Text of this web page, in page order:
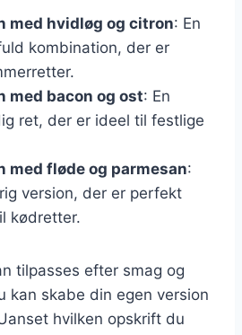
med hvidløg og citron: En
kombination, der er
med bacon og ost: En
ret, der er ideel til festlige
med fløde og parmesan:
version, der er perfekt
kødretter.
tilpasses efter smag og
kan skabe din egen version
hvilken opskrift du